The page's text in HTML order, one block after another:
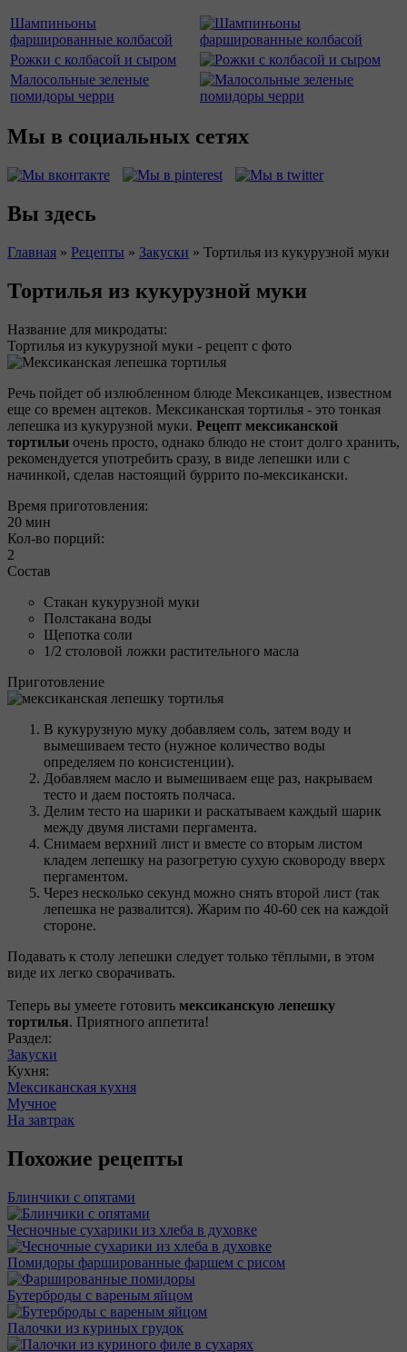
Шампиньоны
фаршированные колбасой
Рожки с колбасой и сыром
Малосольные зеленые
помидоры черри
Мы в социальных сетях
Вы здесь
Главная » Рецепты » Закуски » Тортилья из кукурузной муки
Тортилья из кукурузной муки
Название для микродаты:
Тортилья из кукурузной муки - рецепт с фото
Речь пойдет об излюбленном блюде Мексиканцев, известном
еще со времен ацтеков. Мексиканская тортилья - это тонкая
лепешка из кукурузной муки. Рецепт мексиканской
тортильи очень просто, однако блюдо не стоит долго хранить,
рекомендуется употребить сразу, в виде лепешки или с
начинкой, сделав настоящий буррито по-мексикански.
Время приготовления:
20 мин
Кол-во порций:
2
Состав
Стакан кукурузной муки
Полстакана воды
Щепотка соли
1/2 столовой ложки растительного масла
Приготовление
В кукурузную муку добавляем соль, затем воду и
вымешиваем тесто (нужное количество воды
определяем по консистенции).
Добавляем масло и вымешиваем еще раз, накрываем
тесто и даем постоять полчаса.
Делим тесто на шарики и раскатываем каждый шарик
между двумя листами пергамента.
Снимаем верхний лист и вместе со вторым листом
кладем лепешку на разогретую сухую сковороду вверх
пергаментом.
Через несколько секунд можно снять второй лист (так
лепешка не развалится). Жарим по 40-60 сек на каждой
стороне.
Подавать к столу лепешки следует только тёплыми, в этом
виде их легко сворачивать.
Теперь вы умеете готовить мексиканскую лепешку
тортилья. Приятного аппетита!
Раздел:
Закуски
Кухня:
Мексиканская кухня
Мучное
На завтрак
Похожие рецепты
Блинчики с опятами
Чесночные сухарики из хлеба в духовке
Помидоры фаршированные фаршем с рисом
Бутерброды с вареным яйцом
Палочки из куриных грудок